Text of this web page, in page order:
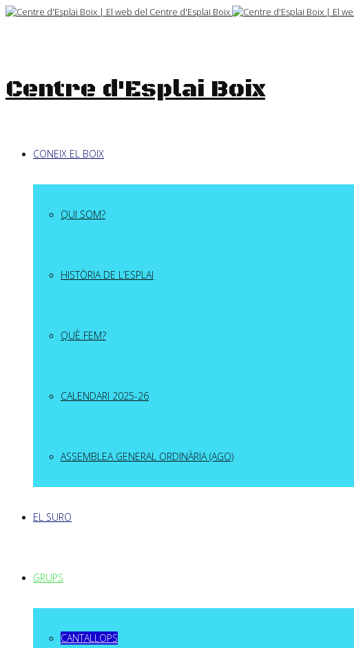
Skip
Centre d'Esplai Boix
CONEIX EL BOIX
QUI SOM?
HISTÒRIA DE L’ESPLAI
QUÈ FEM?
CALENDARI 2025-26
ASSEMBLEA GENERAL ORDINÀRIA (AGO)
EL SURO
GRUPS
CANTALLOPS